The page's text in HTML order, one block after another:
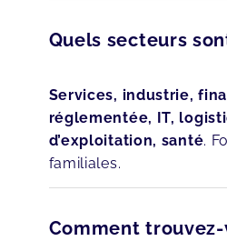
Quels secteurs
Services, industrie,
réglementée, IT,
d’exploitation, santé.
familiales.
Comment